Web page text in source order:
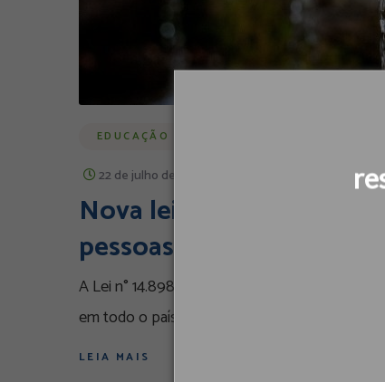
EDUCAÇÃO AMBIENTAL
22 de julho de 2024
Nova lei garante tarifa
pessoas de baixa renda
A Lei n° 14.898, de junho de 2024, institui a
em todo o país. Essas famílias receberão um
LEIA MAIS